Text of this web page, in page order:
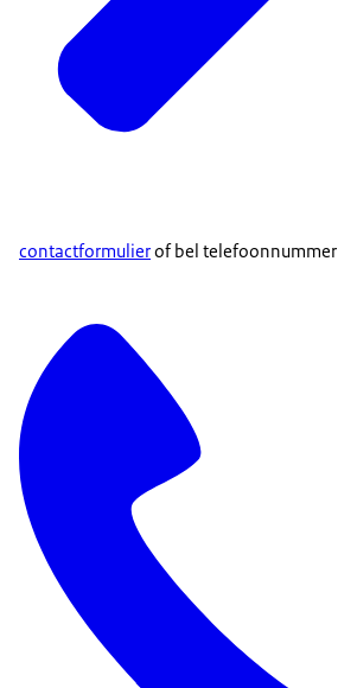
contactformulierof bel telefoonnummer